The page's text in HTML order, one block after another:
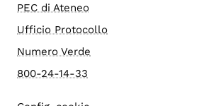
PEC di Ateneo
Ufficio Protocollo
Numero Verde
800-24-14-33